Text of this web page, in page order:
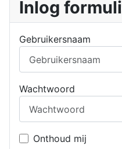
Inlog
Gebruikersnaam
Wachtwoord
Onthoud mij